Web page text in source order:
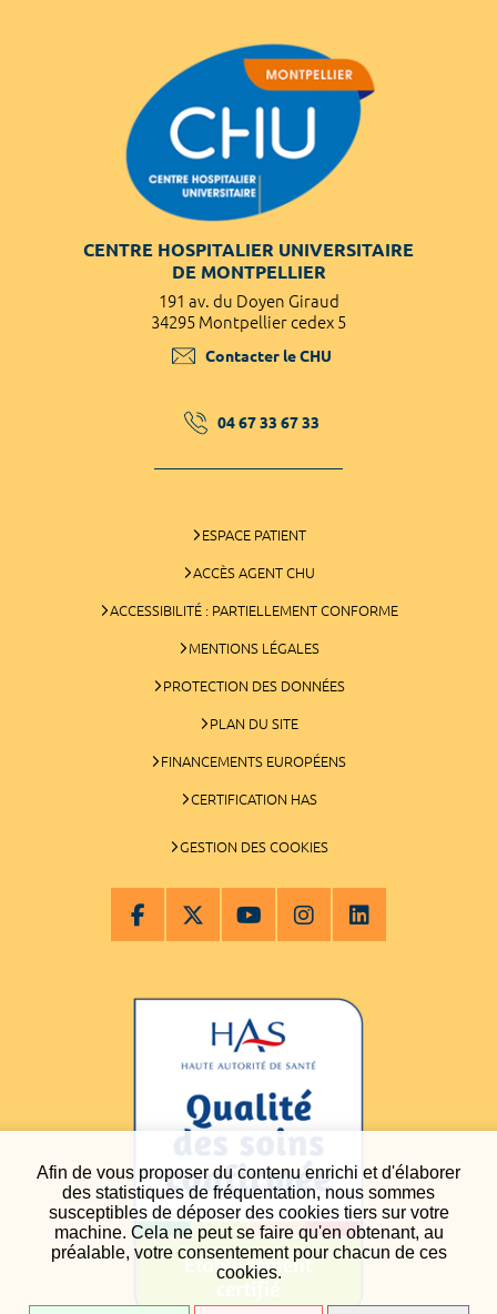
Afin de vous proposer du contenu enrichi et d'élaborer
des statistiques de fréquentation, nous sommes
susceptibles de déposer des cookies tiers sur votre
machine. Cela ne peut se faire qu'en obtenant, au
préalable, votre consentement pour chacun de ces
cookies.
CENTRE HOSPITALIER UNIVERSITAIRE
DE MONTPELLIER
191 av. du Doyen Giraud
34295 Montpellier cedex 5
Contacter le CHU
04 67 33 67 33
ESPACE PATIENT
ACCÈS AGENT CHU
ACCESSIBILITÉ : PARTIELLEMENT CONFORME
MENTIONS LÉGALES
PROTECTION DES DONNÉES
PLAN DU SITE
FINANCEMENTS EUROPÉENS
CERTIFICATION HAS
GESTION DES COOKIES